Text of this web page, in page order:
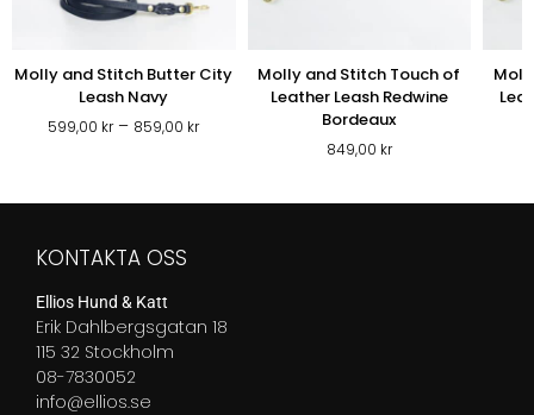
Molly and Stitch Butter City
Leash Navy
599,00 kr – 859,00 krPrisintervall:
859,00 kr
Molly and Stitch Touch of
Leather Leash Redwine
Bordeaux
849,00 kr
KONTAKTA OSS
Ellios Hund & Katt
Erik Dahlbergsgatan 18
115 32 Stockholm
08-7830052
info@ellios.se